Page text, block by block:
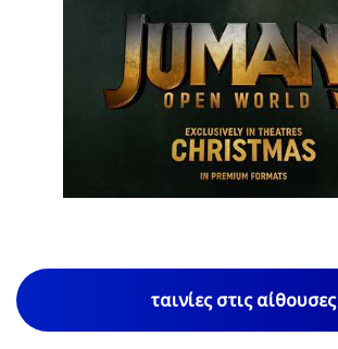
1/85
ταινίες στις αίθουσες